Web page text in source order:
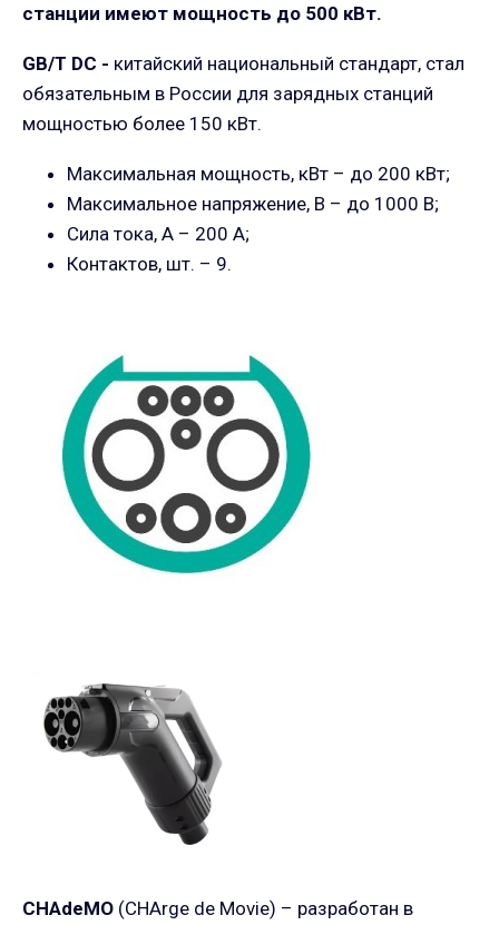
станции имеют мощность до 500 кВт.
GB/T DC - китайский национальный стандарт, стал
обязательным в России для зарядных станций
мощностью более 150 кВт.
Максимальная мощность, кВт – до 200 кВт;
Максимальное напряжение, В – до 1000 В;
Сила тока, А – 200 А;
Контактов, шт. – 9.
CHAdeMO (CHArge de Movie) – разработан в